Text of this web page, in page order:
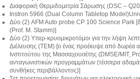
Διαφορική Θερμιδομετρία Σάρωσης (DSC –
Instron 5966 (Dual Column Tabletop
Δύο (2) AFM Auto probe CP 100 Science Park
(Prof. M. Stamm)]
Δύο (2) Υπερ-κρυομικροτόμοι για την λήψη
Διέλευσης (ΤΕΜ) [ο ένας προέκυψε από δωρέα
Ινστιτούτου της Μασσαχουσέτης (DMSE/MIT,
ανταγωνιστικών προγραμμάτων (τέσσερα
συνθήκες περιβάλλοντος)]